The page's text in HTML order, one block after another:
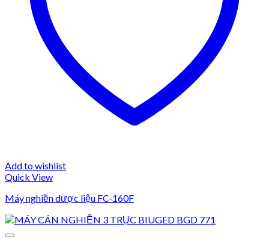
Add to wishlist
Quick View
Máy nghiền dược liệu FC-160F